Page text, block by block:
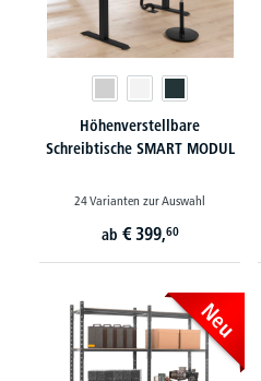
Höhenverstellbare
Schreibtische SMART MODUL
24 Varianten zur Auswahl
ab € 399,60
Neu